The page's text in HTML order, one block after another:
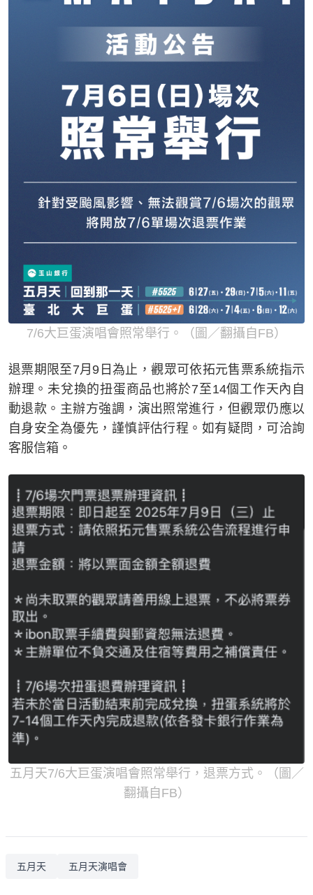
7/6大巨蛋演唱會照常舉行。（圖／翻攝自FB）
退票期限至7月9日為止，觀眾可依拓元售票系統指示
辦理。未兌換的扭蛋商品也將於7至14個工作天內自
動退款。主辦方強調，演出照常進行，但觀眾仍應以
自身安全為優先，謹慎評估行程。如有疑問，可洽詢
客服信箱。
五月天7/6大巨蛋演唱會照常舉行，退票方式。（圖／
翻攝自FB）
五月天 五月天演唱會